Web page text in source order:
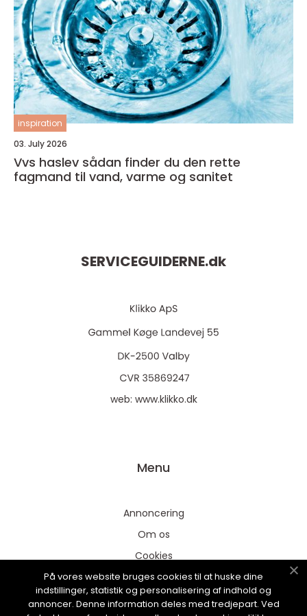
inspiration
03. July 2026
Vvs haslev sådan finder du den rette
fagmand til vand, varme og sanitet
SERVICEGUIDERNE.dk
web: www.klikko.dk
Menu
Annoncering
Om os
Cookies
Kontakt os
Sitemap
På vores website bruges cookies til at huske dine
indstillinger, statistik og personalisering af indhold og
annoncer. Denne information deles med tredjepart. Ved